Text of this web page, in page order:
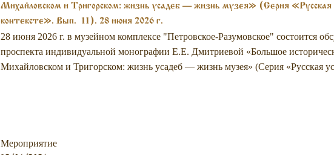
Михайловском и Тригорском: жизнь усадеб — жизнь музея» (Серия «Русская
контексте». Вып. 11). 28 июня 2026 г.
28 июня 2026 г. в музейном комплексе "Петровское-Разумовское" состоится
проспекта индивидуальной монографии Е.Е. Дмитриевой «Большое
Михайловском и Тригорском: жизнь усадеб — жизнь музея» (Серия «Русская
Мероприятие